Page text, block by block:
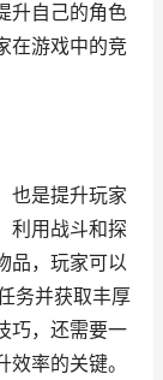
升自己的角色
在游戏中的竞
也是提升玩家
利用战斗和探
品，玩家可以
务并获取丰厚
巧，还需要一
率的关键。